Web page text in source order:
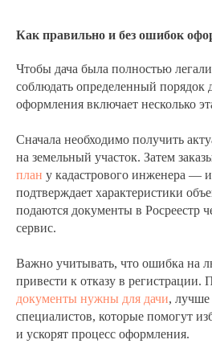
Как правильно и без ошибок
Чтобы дача была полностью
соблюдать определенный порядок
оформления включает несколько
Сначала необходимо получить
на земельный участок. Затем
план у кадастрового инженера —
подтверждает характеристики
подаются документы в
сервис.
Важно учитывать, что ошибка на
привести к отказу в регистрации.
документы нужны для дачи, лучше
специалистов, которые помогут
и ускорят процесс оформления.